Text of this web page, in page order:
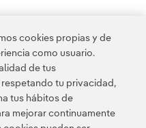
cada vez más y
pero también
de nuestras compras
presidente de Iberdrola.
cookies propias y de
como usuario.
de tus
tu privacidad,
tus hábitos de
mejorar continuamente